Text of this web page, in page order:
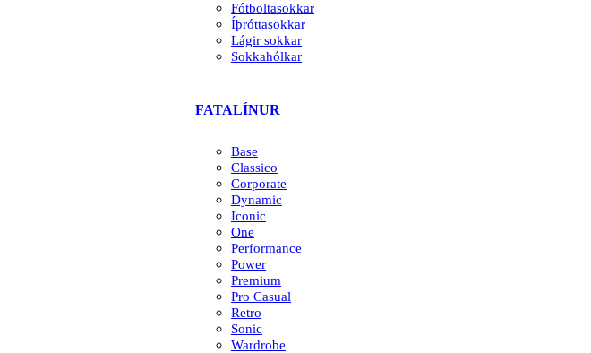
Fótboltasokkar
Íþróttasokkar
Lágir sokkar
Sokkahólkar
FATALÍNUR
Base
Classico
Corporate
Dynamic
Iconic
One
Performance
Power
Premium
Pro Casual
Retro
Sonic
Wardrobe